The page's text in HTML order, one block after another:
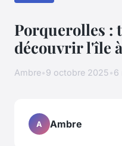
Porquerolles :
découvrir l'île
Ambre•9 octobre 2025•6
A Ambre